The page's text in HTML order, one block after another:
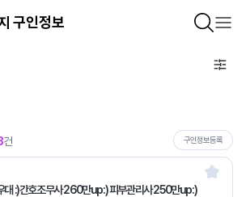
구인정보
건 구인정보등록
대 :)간호조무사 260만up:) 피부관리사 250만up:)